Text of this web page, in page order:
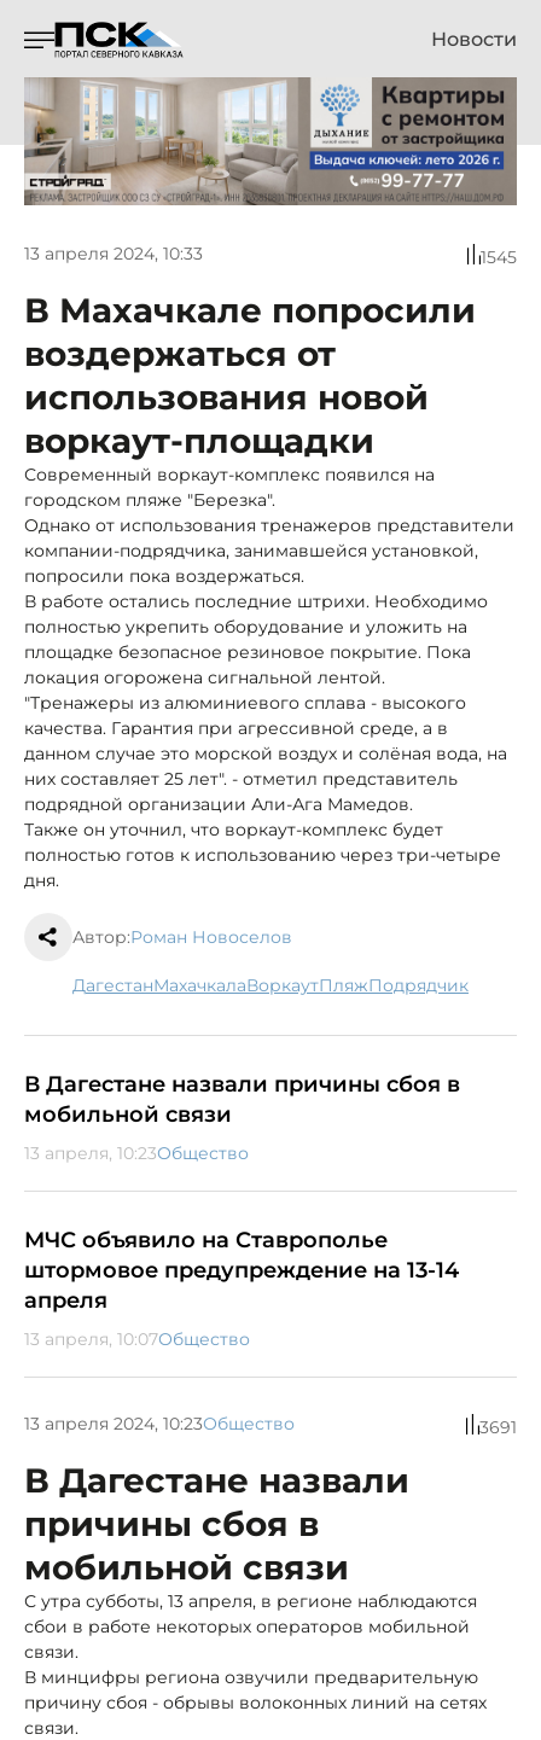
Новости
13 апреля 2024, 10:33 1545
В Махачкале попросили
воздержаться от
использования новой
воркаут-площадки
Современный воркаут-комплекс появился на
городском пляже "Березка".
Однако от использования тренажеров представители
компании-подрядчика, занимавшейся установкой,
попросили пока воздержаться.
В работе остались последние штрихи. Необходимо
полностью укрепить оборудование и уложить на
площадке безопасное резиновое покрытие. Пока
локация огорожена сигнальной лентой.
"Тренажеры из алюминиевого сплава - высокого
качества. Гарантия при агрессивной среде, а в
данном случае это морской воздух и солёная вода, на
них составляет 25 лет". - отметил представитель
подрядной организации Али-Ага Мамедов.
Также он уточнил, что воркаут-комплекс будет
полностью готов к использованию через три-четыре
дня.
Автор:Роман Новоселов
Дагестан Махачкала воркаут пляж подрядчик
В Дагестане назвали причины сбоя в
мобильной связи
13 апреля, 10:23Общество
МЧС объявило на Ставрополье
штормовое предупреждение на 13-14
апреля
13 апреля, 10:07Общество
13 апреля 2024, 10:23Общество 3691
В Дагестане назвали
причины сбоя в
мобильной связи
С утра субботы, 13 апреля, в регионе наблюдаются
сбои в работе некоторых операторов мобильной
связи.
В минцифры региона озвучили предварительную
причину сбоя - обрывы волоконных линий на сетях
связи.